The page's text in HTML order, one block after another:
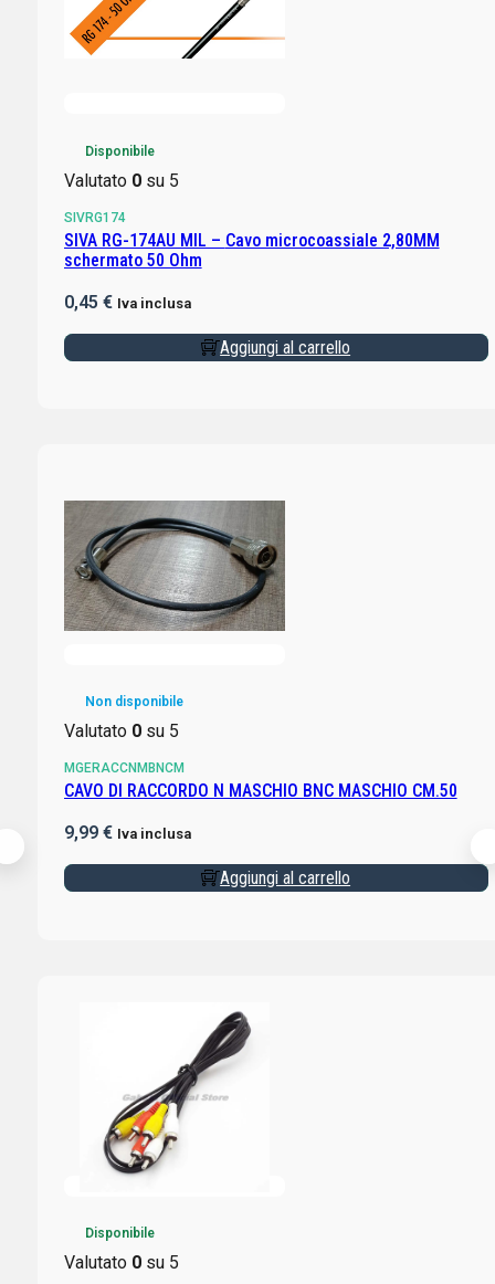
Disponibile
Valutato 0su 5
SIVRG174
SIVA RG-174AU MIL – Cavo microcoassiale 2,80MM
schermato 50 Ohm
0,45 € Iva inclusa
Aggiungi al carrello
Non disponibile
Valutato 0su 5
MGERACCNMBNCM
CAVO DI RACCORDO N MASCHIO BNC MASCHIO CM.50
9,99 € Iva inclusa
Aggiungi al carrello
Disponibile
Valutato 0su 5